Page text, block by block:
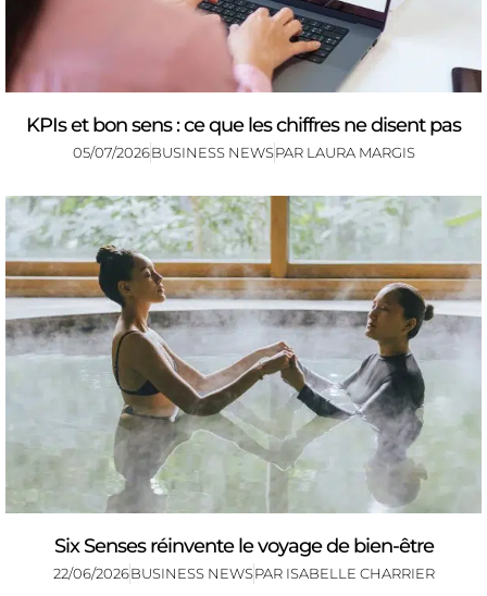
KPIs et bon sens : ce que les chiffres ne disent pas
05/07/2026BUSINESS NEWSPAR LAURA MARGIS
Six Senses réinvente le voyage de bien-être
22/06/2026BUSINESS NEWSPAR ISABELLE CHARRIER